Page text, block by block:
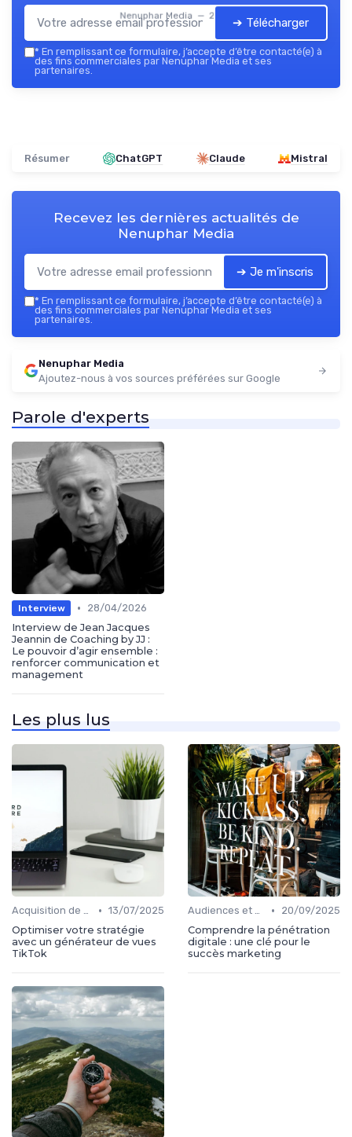
Nenuphar Media — 2026
➔ Télécharger
* En remplissant ce formulaire, j’accepte d’être contacté(e) à
des fins commerciales par Nenuphar Media et ses
partenaires.
Résumer ChatGPT Claude Mistral
Recevez les dernières actualités de
Nenuphar Media
➔ Je m'inscris
* En remplissant ce formulaire, j’accepte d’être contacté(e) à
des fins commerciales par Nenuphar Media et ses
partenaires.
Nenuphar Media
Ajoutez-nous à vos sources préférées sur Google
Parole d'experts
Interview •
28/04/2026
Interview de Jean Jacques
Jeannin de Coaching by JJ :
Le pouvoir d’agir ensemble :
renforcer communication et
management
Les plus lus
Acquisition de médias • 13/07/2025
Optimiser votre stratégie
avec un générateur de vues
TikTok
Audiences et engagement •
20/09/2025
Comprendre la pénétration
digitale : une clé pour le
succès marketing